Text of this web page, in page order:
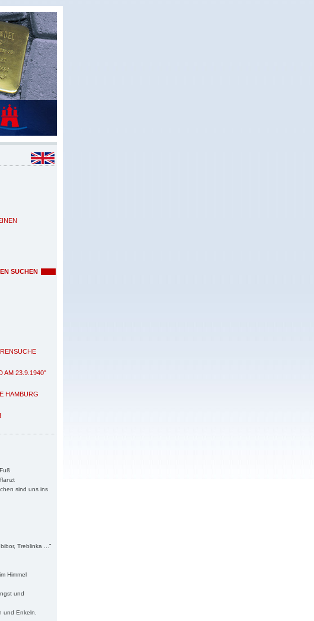
SUCHEN
AM 23.9.1940"
HAMBURG
sind uns ins
Treblinka ..."
Himmel
und
und Enkeln.